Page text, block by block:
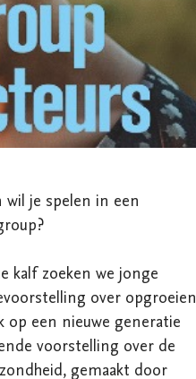
wil je spelen in een
kalf zoeken we jonge
over opgroeien
op een nieuwe generatie
voorstelling over de
gemaakt door